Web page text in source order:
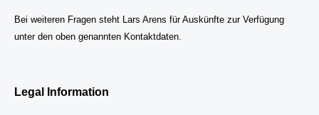
Bei weiteren Fragen steht Lars Arens für Auskünfte zur Verfügung
unter den oben genannten Kontaktdaten.
Legal Information